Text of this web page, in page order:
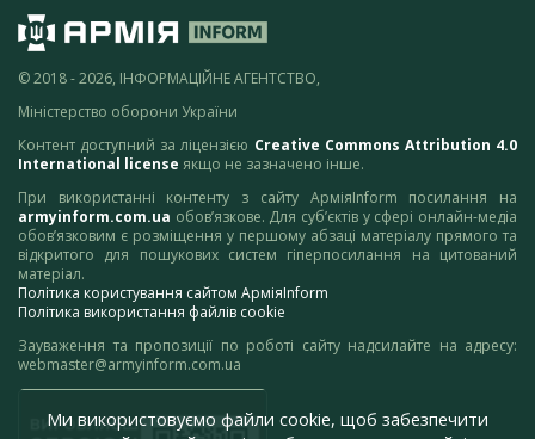
© 2018 - 2026, ІНФОРМАЦІЙНЕ АГЕНТСТВО,
Міністерство оборони України
Контент доступний за ліцензією Creative Commons Attribution 4.0
International license якщо не зазначено інше.
При використанні контенту з сайту АрміяInform посилання на
armyinform.com.ua обов’язкове. Для суб’єктів у сфері онлайн-медіа
обов’язковим є розміщення у першому абзаці матеріалу прямого та
відкритого для пошукових систем гіперпосилання на цитований
матеріал.
Політика користування сайтом АрміяInform
Політика використання файлів cookie
Зауваження та пропозиції по роботі сайту надсилайте на адресу:
webmaster@armyinform.com.ua
Ми використовуємо файли cookie, щоб забезпечити